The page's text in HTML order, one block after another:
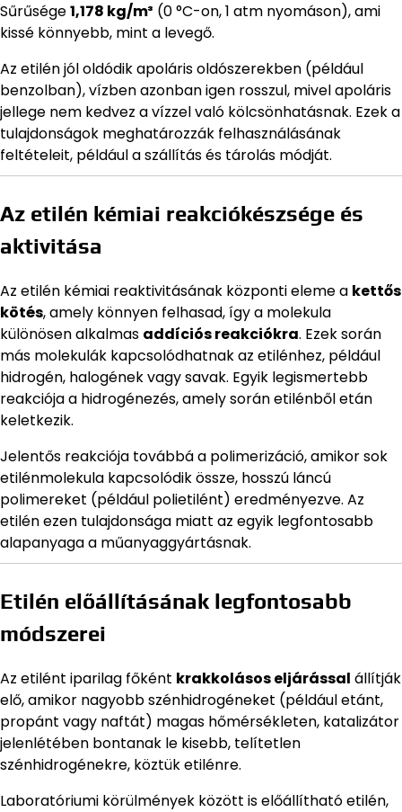
Sűrűsége1,178 kg/m³ (0 °C-on, 1 atm nyomáson), ami
kissé könnyebb, mint a levegő.
Az etilén jól oldódik apoláris oldószerekben (például
benzolban), vízben azonban igen rosszul, mivel apoláris
jellege nem kedvez a vízzel való kölcsönhatásnak. Ezek a
tulajdonságok meghatározzák felhasználásának
feltételeit, például a szállítás és tárolás módját.
Az etilén kémiai reakciókészsége és
aktivitása
Az etilén kémiai reaktivitásának központi eleme a kettős
kötés, amely könnyen felhasad, így a molekula
különösen alkalmas addíciós reakciókra. Ezek során
más molekulák kapcsolódhatnak az etilénhez, például
hidrogén, halogének vagy savak. Egyik legismertebb
reakciója a hidrogénezés, amely során etilénből etán
keletkezik.
Jelentős reakciója továbbá a polimerizáció, amikor sok
etilénmolekula kapcsolódik össze, hosszú láncú
polimereket (például polietilént) eredményezve. Az
etilén ezen tulajdonsága miatt az egyik legfontosabb
alapanyaga a műanyaggyártásnak.
Etilén előállításának legfontosabb
módszerei
Az etilént iparilag főként krakkolásos eljárással állítják
elő, amikor nagyobb szénhidrogéneket (például etánt,
propánt vagy naftát) magas hőmérsékleten, katalizátor
jelenlétében bontanak le kisebb, telítetlen
szénhidrogénekre, köztük etilénre.
Laboratóriumi körülmények között is előállítható etilén,